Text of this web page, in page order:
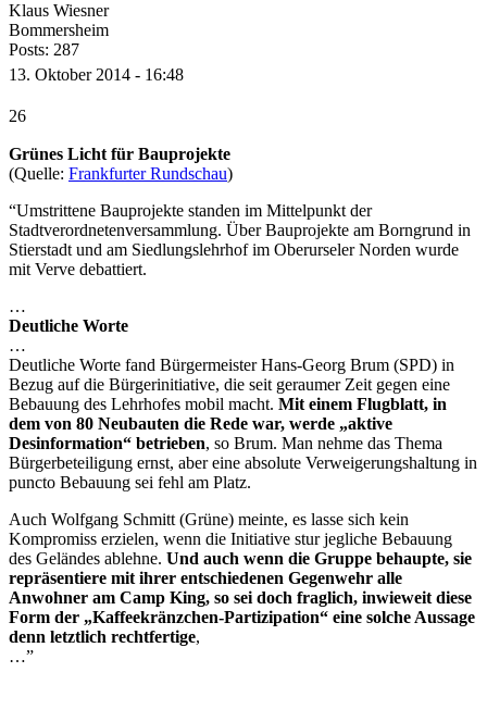
Klaus Wiesner
Bommersheim
Posts: 287
13. Oktober 2014 - 16:48
26
Grünes Licht für Bauprojekte
(Quelle: Frankfurter Rundschau)
“Umstrittene Bauprojekte standen im Mittelpunkt der
Stadtverordnetenversammlung. Über Bauprojekte am Borngrund in
Stierstadt und am Siedlungslehrhof im Oberurseler Norden wurde
mit Verve debattiert.
…
Deutliche Worte
…
Deutliche Worte fand Bürgermeister Hans-Georg Brum (SPD) in
Bezug auf die Bürgerinitiative, die seit geraumer Zeit gegen eine
Bebauung des Lehrhofes mobil macht. Mit einem Flugblatt, in
dem von 80 Neubauten die Rede war, werde „aktive
Desinformation“ betrieben, so Brum. Man nehme das Thema
Bürgerbeteiligung ernst, aber eine absolute Verweigerungshaltung in
puncto Bebauung sei fehl am Platz.
Auch Wolfgang Schmitt (Grüne) meinte, es lasse sich kein
Kompromiss erzielen, wenn die Initiative stur jegliche Bebauung
des Geländes ablehne. Und auch wenn die Gruppe behaupte, sie
repräsentiere mit ihrer entschiedenen Gegenwehr alle
Anwohner am Camp King, so sei doch fraglich, inwieweit diese
Form der „Kaffeekränzchen-Partizipation“ eine solche Aussage
denn letztlich rechtfertige,
…”